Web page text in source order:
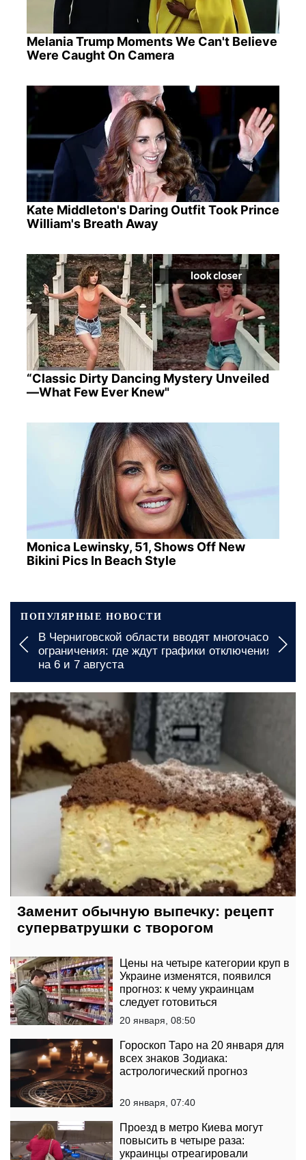
Melania Trump Moments We Can't Believe
Were Caught On Camera
Kate Middleton's Daring Outfit Took Prince
William's Breath Away
“Classic Dirty Dancing Mystery Unveiled
—What Few Ever Knew"
Monica Lewinsky, 51, Shows Off New
Bikini Pics In Beach Style
ПОПУЛЯРНЫЕ НОВОСТИ
В Черниговской области вводят многочасовые
ограничения: где ждут графики отключения света
на 6 и 7 августа
31 мая, 20:00
Заменит обычную выпечку: рецепт
суперватрушки с творогом
Цены на четыре категории круп в
Украине изменятся, появился
прогноз: к чему украинцам
следует готовиться
20 января, 08:50
Гороскоп Таро на 20 января для
всех знаков Зодиака:
астрологический прогноз
20 января, 07:40
Проезд в метро Киева могут
повысить в четыре раза:
украинцы отреагировали